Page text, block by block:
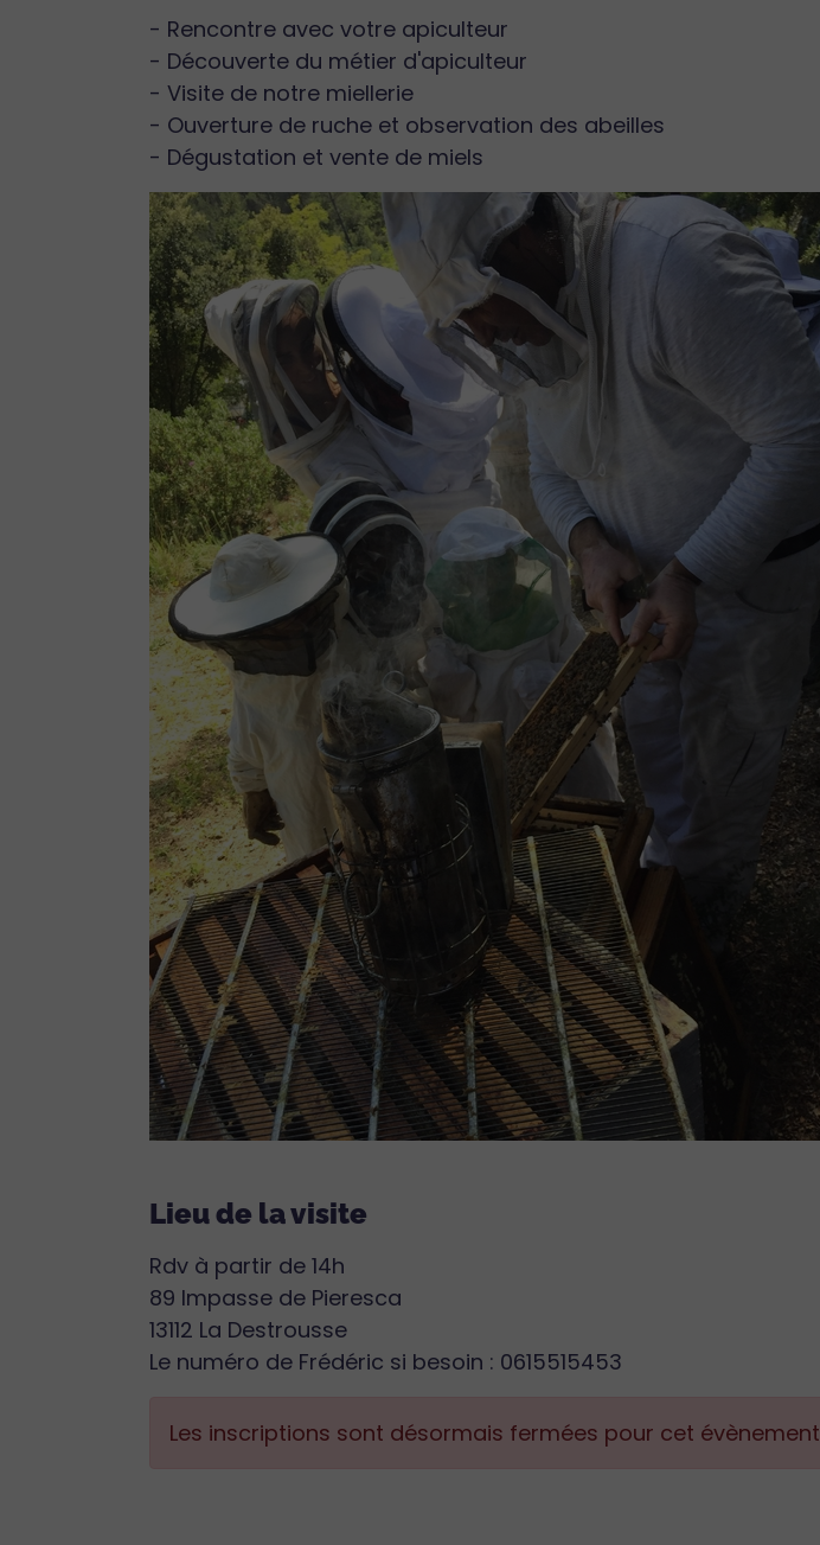
- Rencontre avec votre apiculteur
- Découverte du métier d'apiculteur
- Visite de notre miellerie
- Ouverture de ruche et observation des abeilles
- Dégustation et vente de miels
Lieu de la visite
Rdv à partir de 14h
89 Impasse de Pieresca
13112 La Destrousse
Le numéro de Frédéric si besoin : 0615515453
Les inscriptions sont désormais fermées pour cet évènement